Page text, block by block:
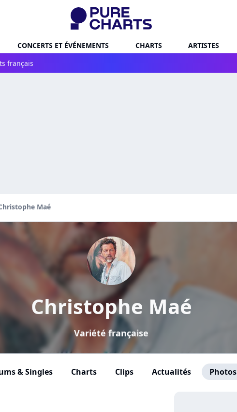
CONCERTS ET ÉVÉNEMENTS CHARTS ARTISTES
français
Maé
Christophe Maé
Variété française
& Singles Charts Clips Actualités Photos